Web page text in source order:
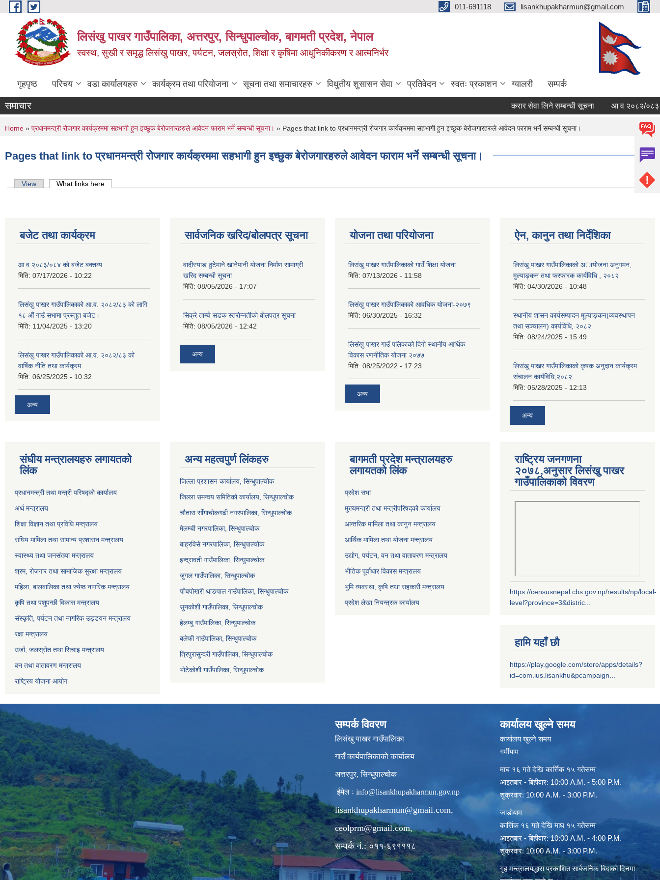
Skip to main content 011-691118 lisankhupakharmun@gmail.com
लिसंखु पाखर गाउँपालिका, अत्तरपुर, सिन्धुपाल्चोक, बागमती प्रदेश, नेपाल
स्वस्थ, सुखी र समृद्ध लिसंखु पाखर, पर्यटन, जलस्रोत, शिक्षा र कृषिमा आधुनिकीकरण र आत्मनिर्भर
गृहपृष्ठ परिचय वडा कार्यालयहरु कार्यक्रम तथा परियोजना सूचना तथा समाचारहरु विधुतीय शुसासन सेवा प्रतिवेदन स्वतः प्रकाशन ग्यालरी सम्पर्क
समाचार करार सेवा लिने सम्बन्धी सूचना आ व २०८२/०८३ काे
You are here
Home » प्रधानमन्त्री रोजगार कार्यक्रममा सहभागी हुन इच्छुक बेरोजगारहरुले आवेदन फाराम भर्ने सम्बन्धी सूचना। » Pages that link to प्रधानमन्त्री रोजगार कार्यक्रममा सहभागी हुन इच्छुक बेरोजगारहरुले आवेदन फाराम भर्ने सम्बन्धी सूचना।
Pages that link to प्रधानमन्त्री रोजगार कार्यक्रममा सहभागी हुन इच्छुक बेरोजगारहरुले आवेदन फाराम भर्ने सम्बन्धी सूचना।
Primary tabs
View What links here
बजेट तथा कार्यक्रम
आ व २०८३/०८४ काे बजेट बक्तव्य
मिति: 07/17/2026 - 10:22
लिसंखु पाखर गाउँपालिकाको आ.व. २०८२/८३ को लागि
१८ औं गाउँ सभामा प्रस्तुत बजेट।
मिति: 11/04/2025 - 13:20
लिसंखु पाखर गाउँपालिकाको आ.व. २०८२/८३ को
वार्षिक नीति तथा कार्यक्रम
मिति: 06/25/2025 - 10:32
अन्य
सार्वजनिक खरिद/बोलपत्र सूचना
वादीस्याङ ठुटेमाने खानेपानी याेजना निर्माण सामाग्री
खरिद सम्बन्धी सूचना
मिति: 08/05/2026 - 17:07
सिक्रे ताम्चे सडक स्तराेन्नतीकाे बाेलपत्र सूचना
मिति: 08/05/2026 - 12:42
अन्य
योजना तथा परियोजना
लिसंखु पाखर गाउँपालिकाको गाउँ शिक्षा योजना
मिति: 07/13/2026 - 11:58
लिसंखु पाखर गाउँपालिकाको आवधिक योजना-२०७९
मिति: 06/30/2025 - 16:32
लिसंखु पाखर गाउँ पलिकाको दिगो स्थानीय आर्थिक
विकास रणनीतिक योजना २०७७
मिति: 08/25/2022 - 17:23
अन्य
ऐन, कानुन तथा निर्देशिका
लिसंखु पाखर गाउँपालिकाकाे अायाेजना अनुगमन,
मुल्याङ्कन तथा फरफारक कार्यविधि , २०८२
मिति: 04/30/2026 - 10:48
स्थानीय शासन कार्यसम्पादन मूल्याङ्कन(व्यवस्थापन
तथा सञ्चालन) कार्यविधि, २०८२
मिति: 08/24/2025 - 15:49
लिसंखु पाखर गाउँपालिकाको कृषक अनुदान कार्यक्रम
संचालन कार्यविधि,२०८२
मिति: 05/28/2025 - 12:13
अन्य
संघीय मन्त्रालयहरु लगायतको
लिंक
प्रधानमन्त्री तथा मन्त्री परिषद्को कार्यालय
अर्थ मन्त्रालय
शिक्षा विज्ञान तथा प्रविधि मन्त्रालय
संघिय मामिला तथा सामान्य प्रशासन मन्त्रालय
स्वास्थ्य तथा जनसंख्या मन्त्रालय
श्रम, रोजगार तथा सामाजिक सुरक्षा मन्त्रालय
महिला, बालबालिका तथा ज्येष्ठ नागरिक मन्त्रालय
कृषि तथा पशुपन्छी विकास मन्त्रालय
संस्कृति, पर्यटन तथा नागरिक उड्डयन मन्त्रालय
रक्षा मन्त्रालय
उर्जा, जलस्रोत तथा सिचाइ मन्त्रालय
वन तथा वातावरण मन्त्रालय
राष्ट्रिय योजना आयोग
अन्य महत्वपुर्ण लिंकहरु
जिल्ला प्रशासन कार्यालय, सिन्धुपाल्चोक
जिल्ला समन्वय समितिको कार्यालय, सिन्धुपाल्चोक
चौतारा साँगाचोकगढी नगरपालिका, सिन्धुपाल्चोक
मेलम्ची नगरपालिका, सिन्धुपाल्चोक
बाह्रविसे नगरपालिका, सिन्धुपाल्चोक
इन्द्रावती गाउँपालिका, सिन्धुपाल्चोक
जुगल गाउँपालिका, सिन्धुपाल्चोक
पाँचपोखरी थाङपाल गाउँपालिका, सिन्धुपाल्चोक
सुनकोशी गाउँपालिका, सिन्धुपाल्चोक
हेलम्बु गाउँपालिका, सिन्धुपाल्चोक
बलेफी गाउँपालिका, सिन्धुपाल्चोक
त्रिपुरासुन्दरी गाउँपालिका, सिन्धुपाल्चोक
भोटेकोशी गाउँपालिका, सिन्धुपाल्चोक
बागमती प्रदेश मन्त्रालयहरु
लगायतको लिंक
प्रदेश सभा
मुख्यमन्त्री तथा मन्त्रीपरिषद्को कार्यालय
आन्तरिक मामिला तथा कानुन मन्त्रालय
आर्थिक मामिला तथा योजना मन्त्रालय
उद्योग, पर्यटन, वन तथा वातावरण मन्त्रालय
भौतिक पूर्वाधार विकास मन्त्रालय
भुमि व्यवस्था, कृषि तथा सहकारी मन्त्रालय
प्रदेश लेखा नियन्त्रक कार्यालय
राष्ट्रिय जनगणना
२०७८,अनुसार लिसंखु पाखर
गाउँपालिकाको विवरण
https://censusnepal.cbs.gov.np/results/np/local-
level?province=3&distric...
हामि यहाँ छौ
https://play.google.com/store/apps/details?
id=com.ius.lisankhu&pcampaign...
सम्पर्क विवरण
लिसंखु पाखर गाउँपालिका
गाउँ कार्यपालिकाको कार्यालय
अत्तरपुर, सिन्धुपाल्चोक
ईमेल ः info@lisankhupakharmun.gov.np
lisankhupakharmun@gmail.com,
ceolprm@gmail.com,
सम्पर्क नं.: ०११-६९१११८
कार्यालय खुल्ने समय
कार्यालय खुल्ने समय
गर्मीयाम
माघ १६ गते देखि कार्त्तिक १५ गतेसम्म
आइतबार - बिहीवार: 10:00 A.M. - 5:00 P.M.
शुक्रवार: 10:00 A.M. - 3:00 P.M.
जाडोयाम
कार्त्तिक १६ गते देखि माघ १५ गतेसम्म
आइतबार - बिहीवार: 10:00 A.M. - 4:00 P.M.
शुक्रवार: 10:00 A.M. - 3:00 P.M.
गृह मन्त्रालयद्धारा प्रकाशित सार्बजनिक बिदाको दिनमा